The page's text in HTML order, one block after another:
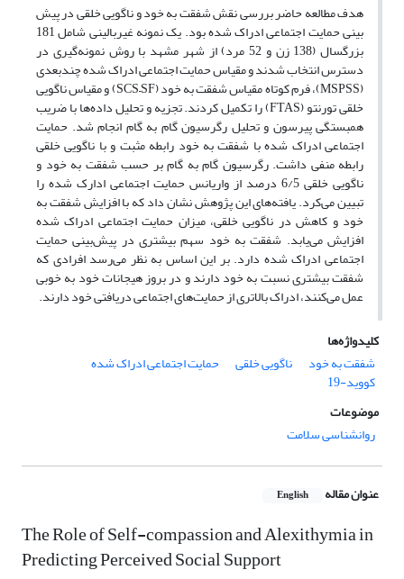
هدف مطالعه حاضر بررسی نقش شفقت به خود و ناگویی خلقی در پیش
بینی حمایت اجتماعی ادراک شده بود. یک نمونه غیربالینی شامل 181
بزرگسال (138 زن و 52 مرد) از شهر مشهد با روش نمونه‌گیری در
دسترس انتخاب شدند و مقیاس حمایت اجتماعی ادراک شده چندبعدی
(MSPSS)، فرم کوتاه مقیاس شفقت به خود (SCS–SF) و مقیاس ناگویی
خلقی تورنتو (FTAS) را تکمیل کردند. تجزیه و تحلیل داده‌ها با ضریب
همبستگی پیرسون و تحلیل رگرسیون گام به گام انجام شد. حمایت
اجتماعی ادراک شده با شفقت به خود رابطه مثبت و با ناگویی خلقی
رابطه منفی داشت. رگرسیون گام به گام بر حسب شفقت به خود و
ناگویی خلقی 6/5 درصد از واریانس حمایت اجتماعی ادارک شده را
تبیین می‌کرد. یافته‌های این پژوهش نشان داد که با افزایش شفقت به
خود و کاهش در ناگویی خلقی، میزان حمایت اجتماعی ادراک شده
افزایش می‌یابد. شفقت به خود سهم بیشتری در پیش‌بینی حمایت
اجتماعی ادراک شده دارد. بر این اساس به نظر می‌رسد افرادی که
شفقت بیشتری نسبت به خود دارند و در بروز هیجانات خود به خوبی
عمل می‌کنند، ادراک بالاتری از حمایت‌های اجتماعی دریافتی خود دارند.
کلیدواژه‌ها
شفقت به خود
ناگویی خلقی حمایت اجتماعی ادراک شده
کووید-19
موضوعات
روانشناسی سلامت
عنوان مقاله English
The Role of Self-compassion and Alexithymia in
Predicting Perceived Social Support